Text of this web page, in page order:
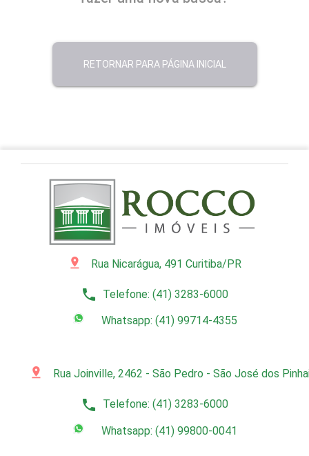
pin_drop Rua Nicarágua, 491 Curitiba/PR
phone Telefone: (41) 3283-6000
Whatsapp: (41) 99714-4355
pin_drop Rua Joinville, 2462 - São Pedro - São José dos
phone Telefone: (41) 3283-6000
Whatsapp: (41) 99800-0041
RETORNAR PARA PÁGINA INICIAL